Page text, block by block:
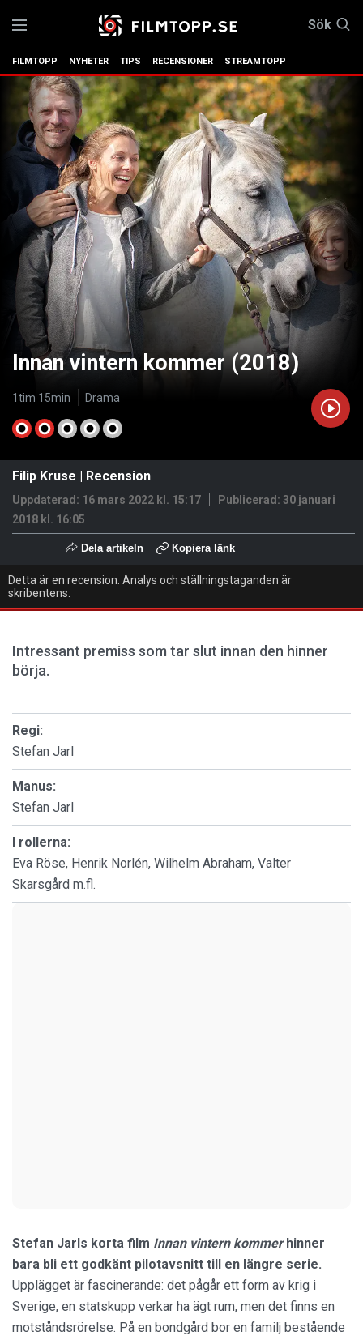
Sök
FILMTOPP NYHETER TIPS RECENSIONER STREAMTOPP
Innan vintern kommer (2018)
1tim 15min Drama
Filip Kruse | Recension
Uppdaterad: 16 mars 2022 kl. 15:17 Publicerad: 30 januari
2018 kl. 16:05
Dela artikeln Kopiera länk
Detta är en recension. Analys och ställningstaganden är
skribentens.
Intressant premiss som tar slut innan den hinner
börja.
Regi:
Stefan Jarl
Manus:
Stefan Jarl
I rollerna:
Eva Röse, Henrik Norlén, Wilhelm Abraham, Valter
Skarsgård m.fl.
Stefan Jarls korta film Innan vintern kommerhinner
bara bli ett godkänt pilotavsnitt till en längre serie.
Upplägget är fascinerande: det pågår ett form av krig i
Sverige, en statskupp verkar ha ägt rum, men det finns en
motståndsrörelse. På en bondgård bor en familj bestående